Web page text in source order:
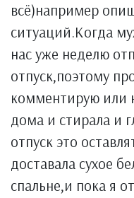
всё)например
ситуаций.Когда
нас уже неделю
отпуск,поэтому
комментирую или
дома и стирала и
отпуск это
доставала сухое
спальне,и пока я